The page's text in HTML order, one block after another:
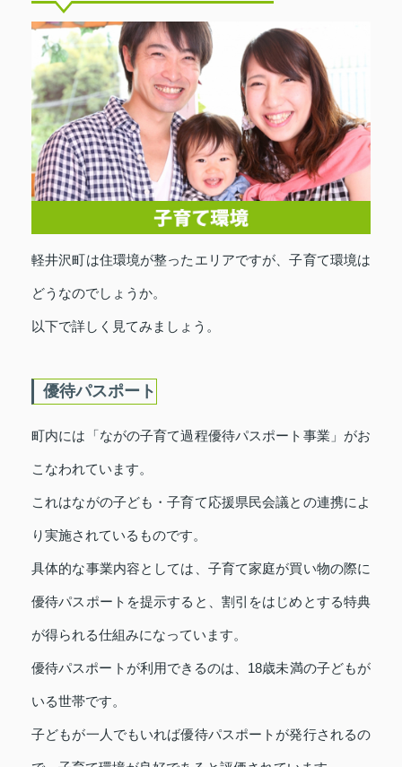
軽井沢町は住環境が整ったエリアですが、子育て環境は
どうなのでしょうか。
以下で詳しく見てみましょう。
優待パスポート
町内には「ながの子育て過程優待パスポート事業」がお
こなわれています。
これはながの子ども・子育て応援県民会議との連携によ
り実施されているものです。
具体的な事業内容としては、子育て家庭が買い物の際に
優待パスポートを提示すると、割引をはじめとする特典
が得られる仕組みになっています。
優待パスポートが利用できるのは、18歳未満の子どもが
いる世帯です。
子どもが一人でもいれば優待パスポートが発行されるの